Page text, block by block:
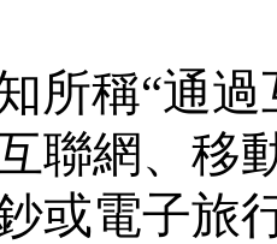
所稱“通
聯網、移
或電子旅